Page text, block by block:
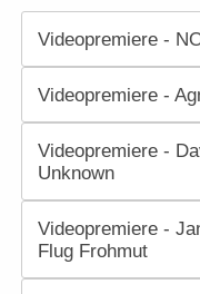
Videopremiere -
Videopremiere -
Videopremiere -
Unknown
Videopremiere -
Flug Frohmut